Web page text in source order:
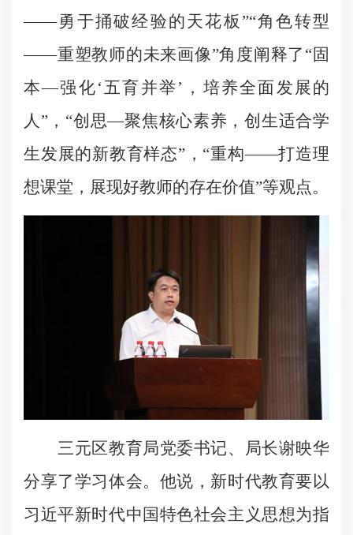
——勇于捅破经验的天花板”“角色转型
——重塑教师的未来画像”角度阐释了“固
本—强化‘五育并举’，培养全面发展的
人”，“创思—聚焦核心素养，创生适合学
生发展的新教育样态”，“重构——打造理
想课堂，展现好教师的存在价值”等观点。
三元区教育局党委书记、局长谢映华
分享了学习体会。他说，新时代教育要以
习近平新时代中国特色社会主义思想为指